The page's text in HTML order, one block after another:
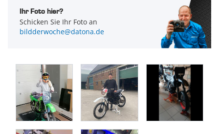
Ihr Foto hier?
Schicken Sie Ihr Foto an
bildderwoche@datona.de